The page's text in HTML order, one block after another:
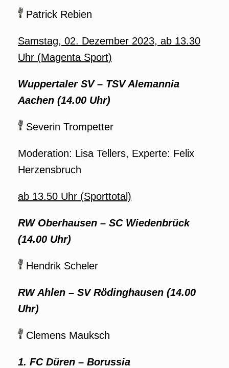
Patrick Rebien
Samstag, 02. Dezember 2023, ab 13.30
Uhr (Magenta Sport)
Wuppertaler SV – TSV Alemannia
Aachen (14.00 Uhr)
Severin Trompetter
Moderation: Lisa Tellers, Experte: Felix
Herzensbruch
ab 13.50 Uhr (Sporttotal)
RW Oberhausen – SC Wiedenbrück
(14.00 Uhr)
Hendrik Scheler
RW Ahlen – SV Rödinghausen (14.00
Uhr)
Clemens Mauksch
1. FC Düren – Borussia